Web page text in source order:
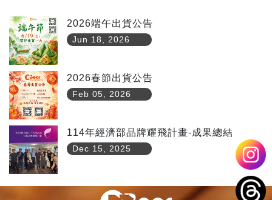
2026端午出貨公告
Jun 18, 2026
2026春節出貨公告
Feb 05, 2026
114年經濟部品牌耀飛計畫-成果總結
Dec 15, 2025